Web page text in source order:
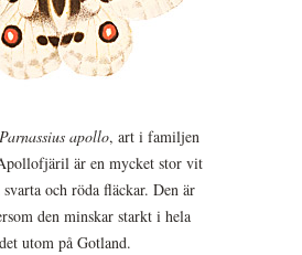
Parnassius apollo, art i familjen
är en mycket stor vit
och röda fläckar. Den är
den minskar starkt i hela
utom på Gotland.